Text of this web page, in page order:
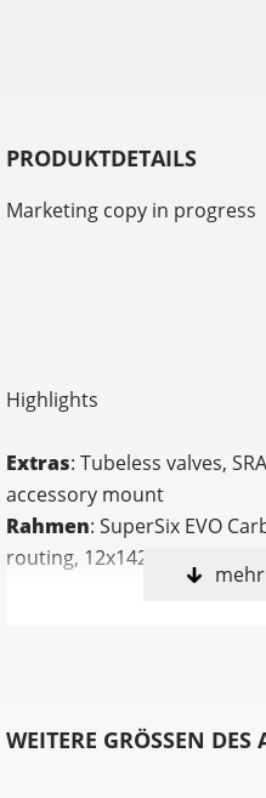
PRODUKTDETAILS
Marketing copy in progress
Highlights
Extras: Tubeless valves,
accessory mount
Rahmen: SuperSix EVO
routing, 12x142 thru-axle,
mount disc, integrated seat
race, 12x100mm thru-axle,
WEITERE GRÖSSEN DES